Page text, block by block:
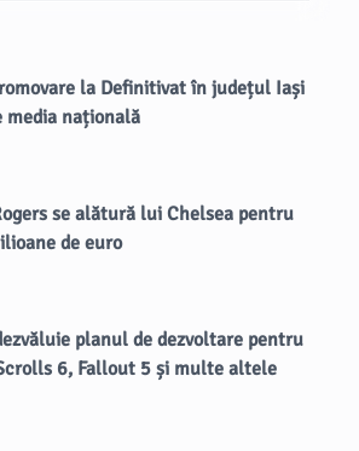
la Definitivat în județul Iași
media națională
se alătură lui Chelsea pentru
de euro
planul de dezvoltare pentru
6, Fallout 5 și multe altele